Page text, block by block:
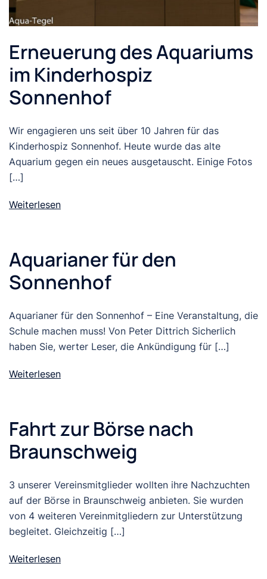
Erneuerung des Aquariums
im Kinderhospiz
Sonnenhof
Wir engagieren uns seit über 10 Jahren für das
Kinderhospiz Sonnenhof. Heute wurde das alte
Aquarium gegen ein neues ausgetauscht. Einige Fotos
[…]
Weiterlesen
Aquarianer für den
Sonnenhof
Aquarianer für den Sonnenhof – Eine Veranstaltung, die
Schule machen muss! Von Peter Dittrich Sicherlich
haben Sie, werter Leser, die Ankündigung für […]
Weiterlesen
Fahrt zur Börse nach
Braunschweig
3 unserer Vereinsmitglieder wollten ihre Nachzuchten
auf der Börse in Braunschweig anbieten. Sie wurden
von 4 weiteren Vereinmitgliedern zur Unterstützung
begleitet. Gleichzeitig […]
Weiterlesen